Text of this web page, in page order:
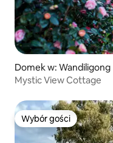
Domek w: Wandiligong
Mystic View Cottage
Wybór gości
Wybór gości